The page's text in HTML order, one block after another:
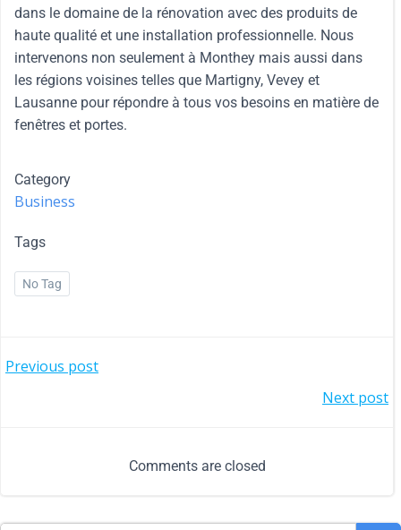
dans le domaine de la rénovation avec des produits de
haute qualité et une installation professionnelle. Nous
intervenons non seulement à Monthey mais aussi dans
les régions voisines telles que Martigny, Vevey et
Lausanne pour répondre à tous vos besoins en matière de
fenêtres et portes.
Category
Business
Tags
No Tag
Previous post
Next post
Comments are closed